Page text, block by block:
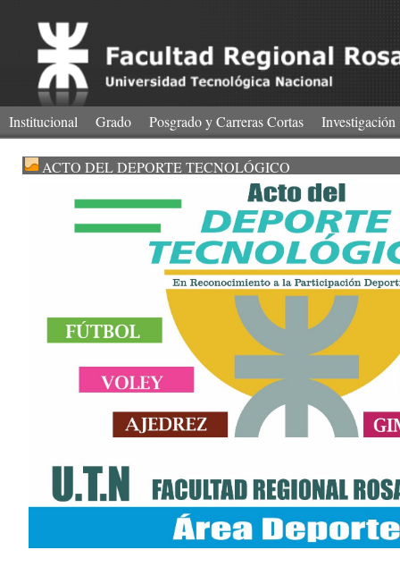
Institucional Grado Posgrado y Carreras Cortas Investigación
ACTO DEL DEPORTE TECNOLÓGICO